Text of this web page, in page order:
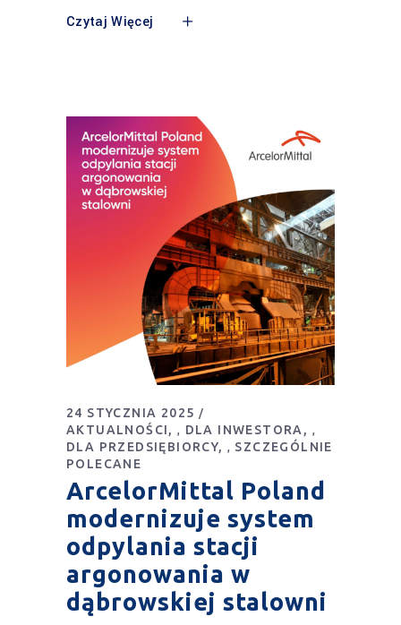
Czytaj Więcej
24 STYCZNIA 2025
AKTUALNOŚCI
, DLA INWESTORA ,
DLA PRZEDSIĘBIORCY , SZCZEGÓLNIE
POLECANE
ArcelorMittal Poland
modernizuje system
odpylania stacji
argonowania w
dąbrowskiej stalowni